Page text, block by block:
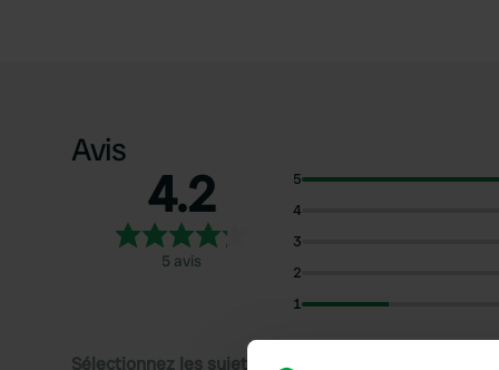
Avis
4.2
5 avis
5
4
3
2
1
Sélectionnez les sujets pour lire les critiques :